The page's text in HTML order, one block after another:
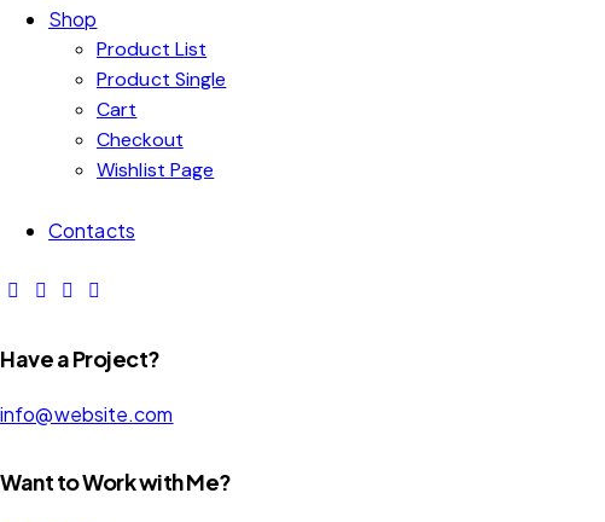
Shop
Product List
Product Single
Cart
Checkout
Wishlist Page
Contacts
Have a Project?
info@website.com
Want to Work with Me?